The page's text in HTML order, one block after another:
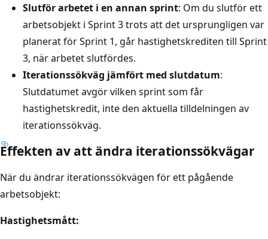
Slutför arbetet i en annan sprint: Om du slutför ett
arbetsobjekt i Sprint 3 trots att det ursprungligen var
planerat för Sprint 1, går hastighetskrediten till Sprint
3, när arbetet slutfördes.
Iterationssökväg jämfört med slutdatum:
Slutdatumet avgör vilken sprint som får
hastighetskredit, inte den aktuella tilldelningen av
iterationssökväg.
Effekten av att ändra iterationssökvägar
När du ändrar iterationssökvägen för ett pågående
arbetsobjekt:
Hastighetsmått: